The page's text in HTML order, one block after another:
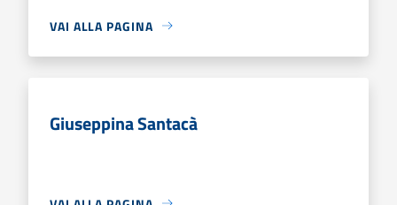
VAI ALLA PAGINA
Giuseppina Santacà